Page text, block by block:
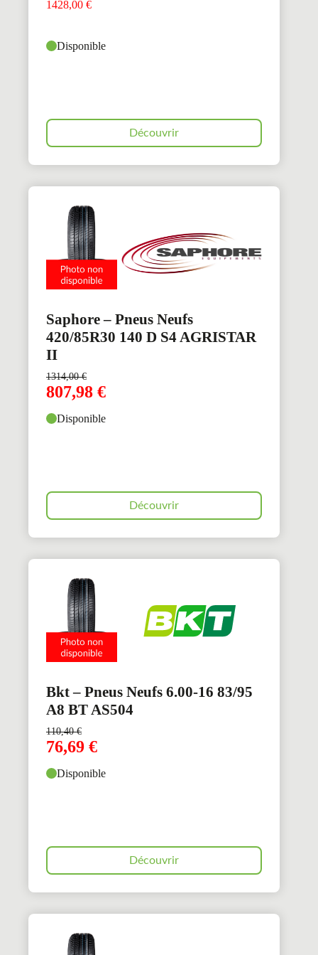
1428,00 €
Disponible
Découvrir
Saphore – Pneus Neufs
420/85R30 140 D S4 AGRISTAR
II
1314,00€
807,98 €
Disponible
Découvrir
Bkt – Pneus Neufs 6.00-16 83/95
A8 BT AS504
110,40€
76,69 €
Disponible
Découvrir